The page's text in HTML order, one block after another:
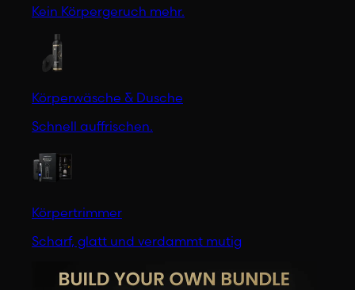
Kein Körpergeruch mehr.
Körperwäsche & Dusche
Schnell auffrischen.
Körpertrimmer
Scharf, glatt und verdammt mutig